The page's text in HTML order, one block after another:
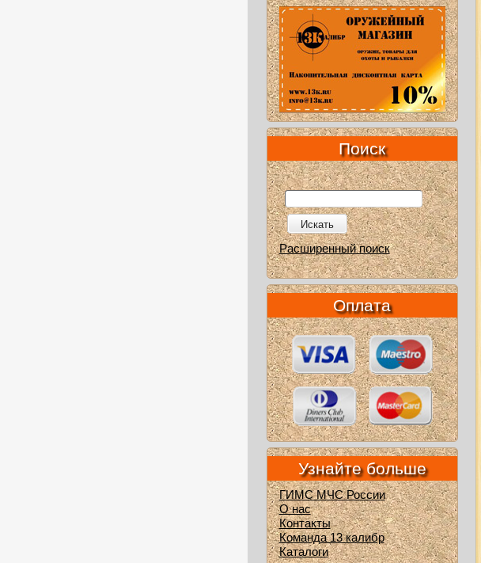
Поиск
Искать
Расширенный поиск
Оплата
Узнайте больше
ГИМС МЧС России
О нас
Контакты
Команда 13 калибр
Каталоги